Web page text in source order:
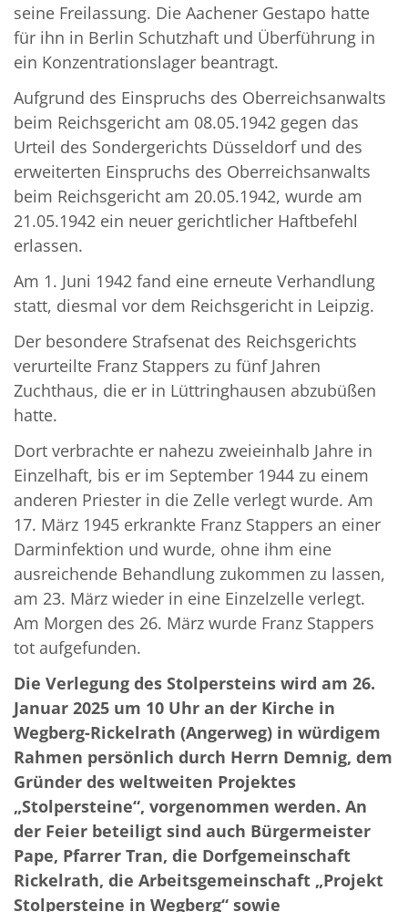
seine Freilassung. Die Aachener Gestapo hatte
für ihn in Berlin Schutzhaft und Überführung in
ein Konzentrationslager beantragt.
Aufgrund des Einspruchs des Oberreichsanwalts
beim Reichsgericht am 08.05.1942 gegen das
Urteil des Sondergerichts Düsseldorf und des
erweiterten Einspruchs des Oberreichsanwalts
beim Reichsgericht am 20.05.1942, wurde am
21.05.1942 ein neuer gerichtlicher Haftbefehl
erlassen.
Am 1. Juni 1942 fand eine erneute Verhandlung
statt, diesmal vor dem Reichsgericht in Leipzig.
Der besondere Strafsenat des Reichsgerichts
verurteilte Franz Stappers zu fünf Jahren
Zuchthaus, die er in Lüttringhausen abzubüßen
hatte.
Dort verbrachte er nahezu zweieinhalb Jahre in
Einzelhaft, bis er im September 1944 zu einem
anderen Priester in die Zelle verlegt wurde. Am
17. März 1945 erkrankte Franz Stappers an einer
Darminfektion und wurde, ohne ihm eine
ausreichende Behandlung zukommen zu lassen,
am 23. März wieder in eine Einzelzelle verlegt.
Am Morgen des 26. März wurde Franz Stappers
tot aufgefunden.
Die Verlegung des Stolpersteins wird am 26.
Januar 2025 um 10 Uhr an der Kirche in
Wegberg-Rickelrath (Angerweg) in würdigem
Rahmen persönlich durch Herrn Demnig, dem
Gründer des weltweiten Projektes
„Stolpersteine“, vorgenommen werden. An
der Feier beteiligt sind auch Bürgermeister
Pape, Pfarrer Tran, die Dorfgemeinschaft
Rickelrath, die Arbeitsgemeinschaft „Projekt
Stolpersteine in Wegberg“ sowie